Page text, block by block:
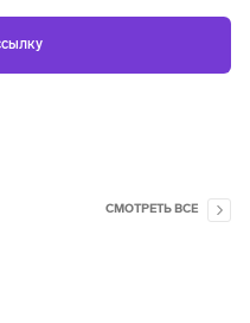
СМОТРЕТЬ ВСЕ